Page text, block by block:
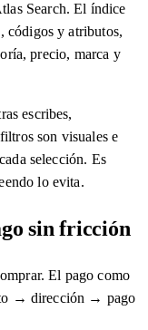
Search. El índice
códigos y atributos,
precio, marca y
escribes,
son visuales e
selección. Es
lo evita.
sin fricción
El pago como
→ dirección → pago